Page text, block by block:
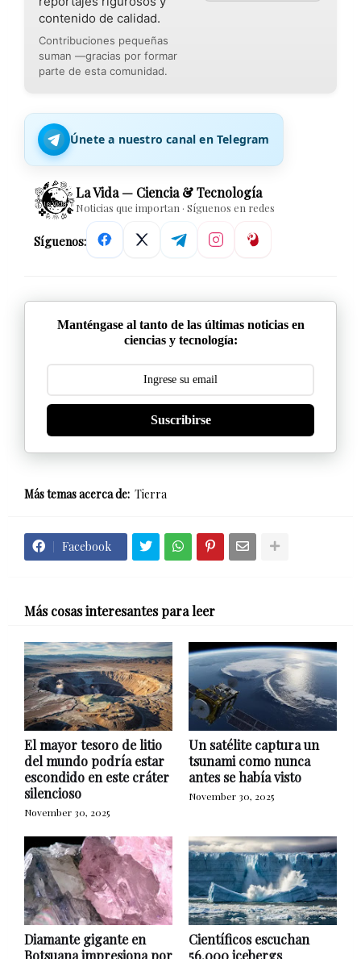
contenido de calidad.
Contribuciones pequeñas
suman —gracias por formar
parte de esta comunidad.
Únete a nuestro canal en Telegram
La Vida — Ciencia & Tecnología
Noticias que importan · Síguenos en redes
Síguenos:
Manténgase al tanto de las últimas noticias en
ciencias y tecnología:
Suscribirse
Más temas acerca de: Tierra
Facebook
Más cosas interesantes para leer
El mayor tesoro de litio
del mundo podría estar
escondido en este cráter
silencioso
November 30, 2025
Un satélite captura un
tsunami como nunca
antes se había visto
November 30, 2025
Diamante gigante en
Botsuana impresiona por
Científicos escuchan
56.000 icebergs